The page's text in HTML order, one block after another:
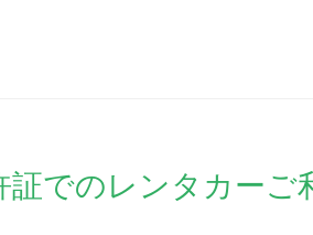
証でのレンタカーご